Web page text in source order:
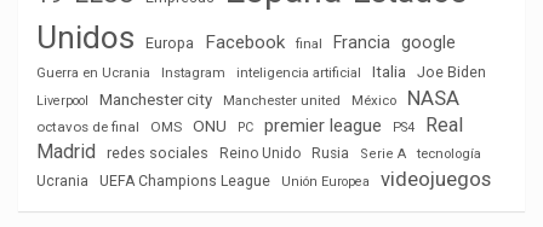
Unidos
Europa Facebook final Francia google
Guerra en Ucrania Instagram inteligencia artificial Italia Joe Biden
Liverpool Manchester city Manchester united México NASA
octavos de final OMS ONU PC premier league PS4
Real
Madrid
redes sociales Reino Unido Rusia Serie A
tecnología
Ucrania
UEFA Champions League Unión Europea videojuegos